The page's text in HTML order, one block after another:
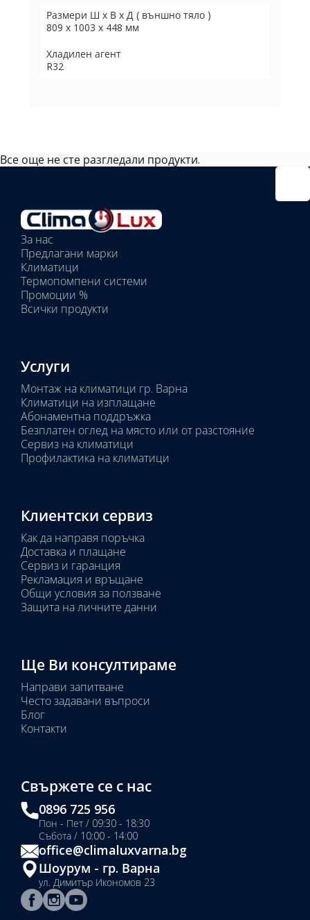
Размери Ш х В х Д ( външно тяло )
809 х 1003 х 448 мм
Хладилен агент
R32
Все още не сте разгледали продукти.
Избрани
вътрешни
тела:
Избрано
тяло:
За нас
Предлагани марки
Климатици
Термопомпени системи
Промоции %
Всички продукти
Услуги
Монтаж на климатици гр. Варна
Климатици на изплащане
Абонаментна поддръжка
Безплатен оглед на място или от разстояние
Сервиз на климатици
Профилактика на климатици
Клиентски сервиз
Как да направя поръчка
Доставка и плащане
Сервиз и гаранция
Рекламация и връщане
Общи условия за ползване
Защита на личните данни
Ще Ви консултираме
Направи запитване
Често задавани въпроси
Блог
Контакти
Свържете се с нас
0896 725 956
Пон - Пет / 09:30 - 18:30
Събота / 10:00 - 14:00
office@climaluxvarna.bg
Шоурум - гр. Варна
ул. Димитър Икономов 23